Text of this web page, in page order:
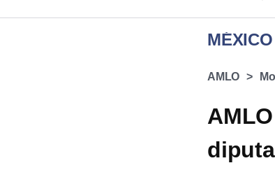
MÉXICO
AMLO